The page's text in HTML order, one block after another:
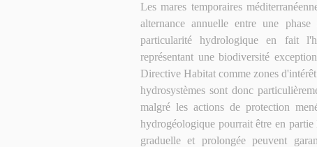
Les mares temporaires
alternance annuelle entre une
particularité hydrologique en fait
représentant une biodiversité
Directive Habitat comme zones
hydrosystèmes sont donc
malgré les actions de protection
hydrogéologique pourrait être en
graduelle et prolongée peuvent